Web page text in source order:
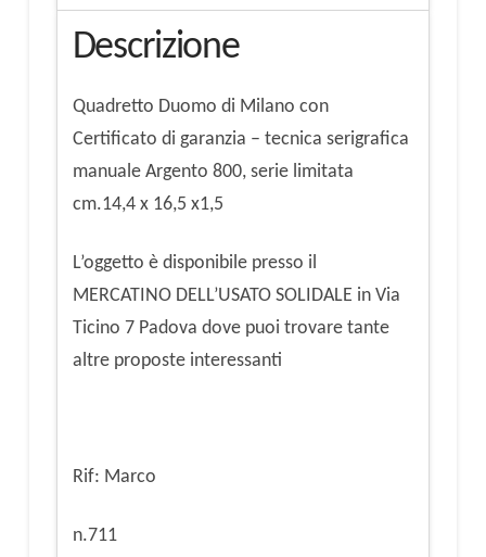
Descrizione
Quadretto Duomo di Milano con
Certificato di garanzia – tecnica serigrafica
manuale Argento 800, serie limitata
cm.14,4 x 16,5 x1,5
L’oggetto è disponibile presso il
MERCATINO DELL’USATO SOLIDALE in Via
Ticino 7 Padova dove puoi trovare tante
altre proposte interessanti
Rif: Marco
n.711